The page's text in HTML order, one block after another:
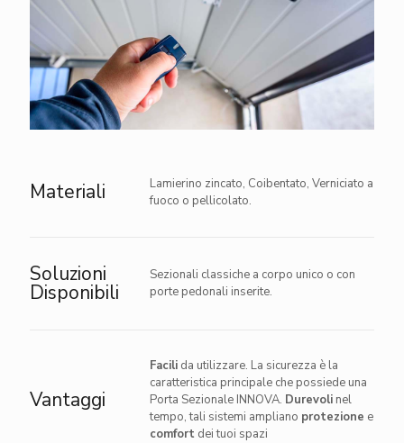
Materiali
Lamierino zincato, Coibentato, Verniciato a
fuoco o pellicolato.
Soluzioni
Disponibili
Sezionali classiche a corpo unico o con
porte pedonali inserite.
Vantaggi
Facili da utilizzare. La sicurezza è la
caratteristica principale che possiede una
Porta Sezionale INNOVA. Durevoli nel
tempo, tali sistemi ampliano protezione e
comfort dei tuoi spazi